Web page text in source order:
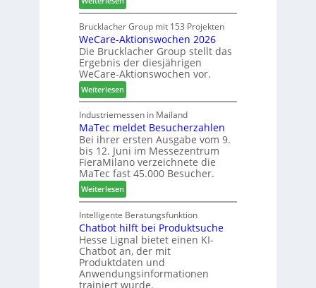
c
h
ä
f
t
s
f
ü
h
r
e
r
n
u
n
g
e
n
f
ü
r
P
l
a
n
t
a
g
L
a
m
e
l
l
o
-
F
r
ä
s
e
r
u
n
d
-
V
e
r
b
Brucklacher Group mit 153 Projekten
WeCare-Aktionswochen 2026
Die Brucklacher Group stellt das
Ergebnis der diesjährigen
WeCare-Aktionswochen vor.
Weiterlesen:
W
e
C
a
r
e
-
A
k
t
i
o
n
s
w
Industriemessen in Mailand
MaTec meldet Besucherzahlen
Bei ihrer ersten Ausgabe vom 9.
bis 12. Juni im Messezentrum
FieraMilano verzeichnete die
MaTec fast 45.000 Besucher.
Weiterlesen:
M
a
T
e
c
m
e
Intelligente Beratungsfunktion
Chatbot hilft bei Produktsuche
Hesse Lignal bietet einen KI-
Chatbot an, der mit
Produktdaten und
Anwendungsinformationen
trainiert wurde.